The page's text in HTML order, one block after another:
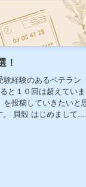
！
験経験のあるベテラン
と１０回は超えていま
を投稿していきたいと
貝殻 はじめまして...